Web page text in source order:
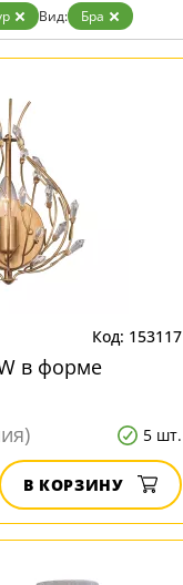
Бронза
Золото
Прозрачные
Вид: Бра
153117
в форме
5 шт.
В КОРЗИНУ